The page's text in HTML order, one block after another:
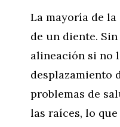
La mayoría de
de un diente.
alineación si no
desplazamiento
problemas de
las raíces, lo